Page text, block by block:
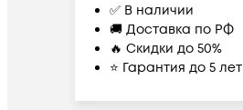
✅ В наличии
🚚 Доставка по РФ
🔥 Скидки до 50%
⭐ Гарантия до 5 лет